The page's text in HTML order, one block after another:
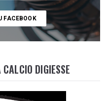
FACEBOOK
DIGIESSE